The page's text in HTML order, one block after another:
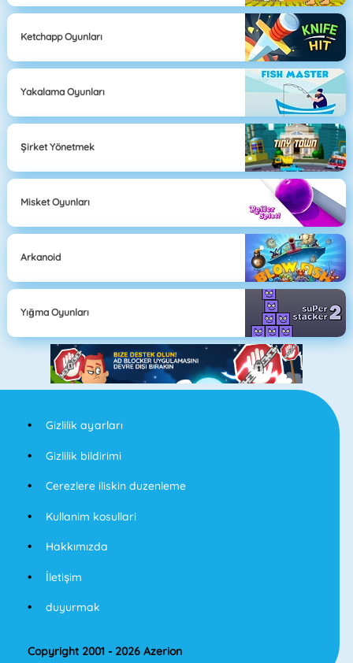
Ketchapp Oyunları
Yakalama Oyunları
Şirket Yönetmek
Misket Oyunları
Arkanoid
Yığma Oyunları
Gizlilik ayarları
Gizlilik bildirimi
Cerezlere iliskin duzenleme
Kullanim kosullari
Hakkımızda
İletişim
duyurmak
Copyright 2001 - 2026 Azerion